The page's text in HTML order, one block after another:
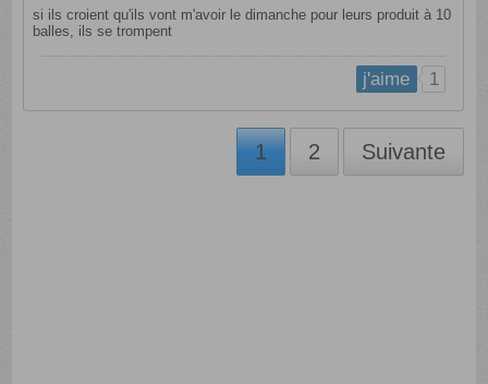
si ils croient qu'ils vont m'avoir le dimanche pour leurs produit à 10
balles, ils se trompent
j'aime 1
1 2 Suivante